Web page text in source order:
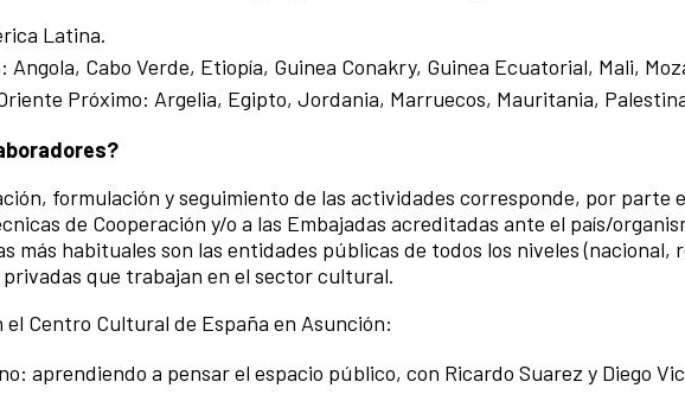
Latina.
Cabo Verde, Etiopía, Guinea Conakry, Guinea Ecuatorial, Mali,
Próximo: Argelia, Egipto, Jordania, Marruecos, Mauritania,
formulación y seguimiento de las actividades corresponde, por parte
de Cooperación y/o a las Embajadas acreditadas ante el país/
más habituales son las entidades públicas de todos los niveles (nacional,
que trabajan en el sector cultural.
el Centro Cultural de España en Asunción:
aprendiendo a pensar el espacio público, con Ricardo Suarez y Diego